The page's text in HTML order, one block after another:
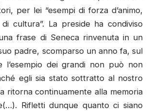
per lei “esempi di forza d’animo,
cultura”. La preside ha condiviso
frase di Seneca rinvenuta in un
padre, scomparso un anno fa, sul
l’esempio dei grandi non può non
egli sia stato sottratto al nostro
ritorna continuamente alla memoria
Rifletti dunque quanto ci siano